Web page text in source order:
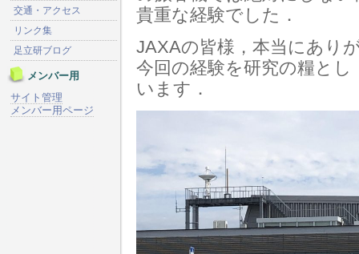
貴重な経験でした．
JAXAの皆様，本当にあり
今回の経験を研究の糧と
います．
交通・アクセス
リンク集
足立研ブログ
メンバー用
サイト管理
メンバー用ページ